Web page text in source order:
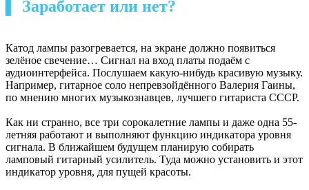
▍ Заработает или нет?
Катод лампы разогревается, на экране должно появиться
зелёное свечение… Сигнал на вход платы подаём с
аудиоинтерфейса. Послушаем какую-нибудь красивую музыку.
Например, гитарное соло непревзойдённого Валерия Гаины,
по мнению многих музыкознавцев, лучшего гитариста СССР.
Как ни странно, все три сорокалетние лампы и даже одна 55-
летняя работают и выполняют функцию индикатора уровня
сигнала. В ближайшем будущем планирую собирать
ламповый гитарный усилитель. Туда можно установить и этот
индикатор уровня, для пущей красоты.